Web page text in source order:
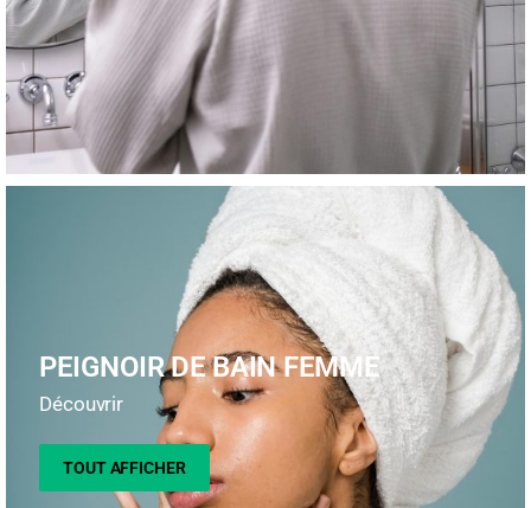
PEIGNOIR DE BAIN FEMME
Découvrir
TOUT AFFICHER